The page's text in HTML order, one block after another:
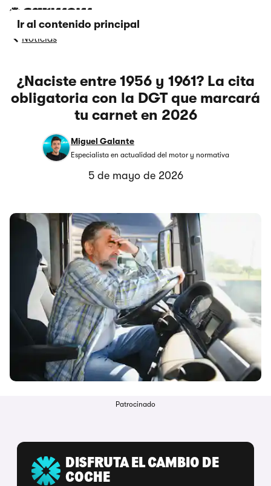
Ir al contenido principal
Noticias
¿Naciste entre 1956 y 1961? La cita
obligatoria con la DGT que marcará
tu carnet en 2026
Miguel Galante
Especialista en actualidad del motor y normativa
5 de mayo de 2026
Patrocinado
DISFRUTA EL CAMBIO DE
COCHE